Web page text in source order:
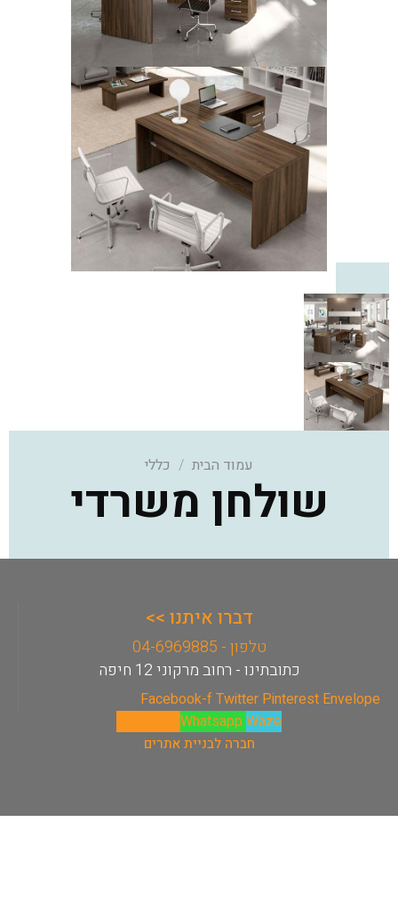
עמוד הבית / כללי
שולחן משרדי
דברו איתנו >>
טלפון - 04-6969885
כתובתינו - רחוב מרקוני 12 חיפה
Facebook-f Twitter Pinterest Envelope
WhatsappWaze
חברה לבניית אתרים